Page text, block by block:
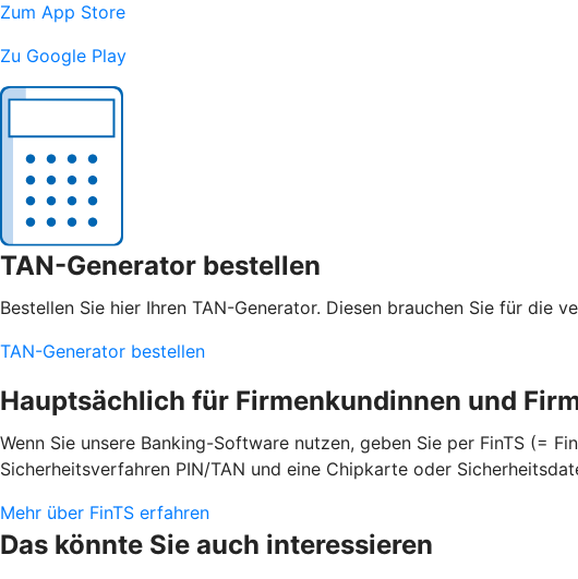
Zum App Store
Zu Google Play
TAN-Generator bestellen
Bestellen Sie hier Ihren TAN-Generator. Diesen brauchen Sie für die
TAN-Generator bestellen
Hauptsächlich für Firmenkundinnen und
Wenn Sie unsere Banking-Software nutzen, geben Sie per FinTS (=
Sicherheitsverfahren PIN/TAN und eine Chipkarte oder
Mehr über FinTS erfahren
Das könnte Sie auch interessieren